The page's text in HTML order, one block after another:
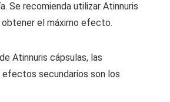
Se recomienda utilizar Atinnuris
obtener el máximo efecto.
Atinnuris cápsulas, las
secundarios son los